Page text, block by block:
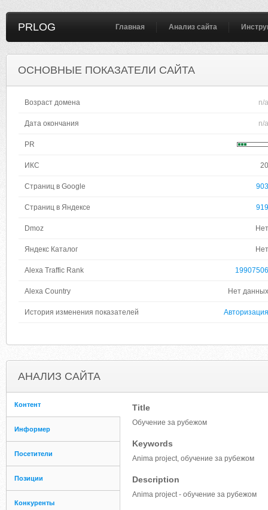
PRLOG Главная Анализ сайта
ОСНОВНЫЕ ПОКАЗАТЕЛИ САЙТА
Возраст домена n/a
Дата окончания n/a
PR
ИКС 20
Страниц в Google 903
Страниц в Яндексе 919
Dmoz Нет
Яндекс Каталог Нет
Alexa Traffic Rank 19907506
Alexa Country Нет данных
История изменения показателей Авторизация
АНАЛИЗ САЙТА
Контент
Информер
Посетители
Позиции
Конкуренты
Title
Обучение за рубежом
Keywords
Anima project, обучение за рубежом
Description
Anima project - обучение за рубежом